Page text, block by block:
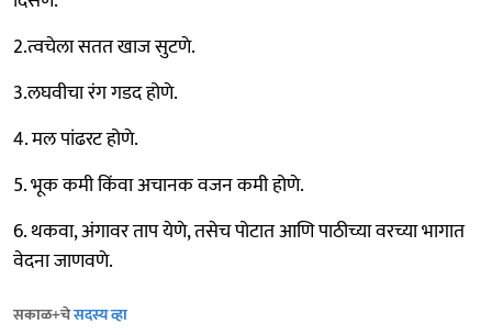
2.त्वचेला सतत खाज सुटणे.
3.लघवीचा रंग गडद होणे.
4. मल पांढरट होणे.
5. भूक कमी किंवा अचानक वजन कमी होणे.
6. थकवा, अंगावर ताप येणे, तसेच पोटात आणि पाठीच्या वरच्या भागात
वेदना जाणवणे.
सकाळ+चेसदस्य व्हा